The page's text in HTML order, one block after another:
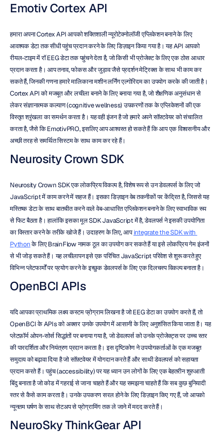
Emotiv Cortex API
हमारा अपना Cortex API आपको शक्तिशाली न्यूरोटेक्नोलॉजी एप्लिकेशन बनाने के लिए
आवश्यक डेटा तक सीधी पहुंच प्रदान करने के लिए डिज़ाइन किया गया है। यह API आपको
रीयल-टाइम में रॉ EEG डेटा तक पहुंचने देता है, जो किसी भी प्रोजेक्ट के लिए एक ठोस आधार
प्रदान करता है। आप तनाव, फोकस और जुड़ाव जैसे प्रदर्शन मेट्रिक्स के साथ भी काम कर
सकते हैं, जिनकी गणना हमारे मालिकाना मशीन लर्निंग एल्गोरिदम का उपयोग करके की जाती है।
Cortex API को मजबूत और लचीला बनाने के लिए बनाया गया है, जो शैक्षणिक अनुसंधान से
लेकर संज्ञानात्मक कल्याण (cognitive wellness) उपकरणों तक के एप्लिकेशनों की एक
विस्तृत श्रृंखला का समर्थन करता है। यह वही इंजन है जो हमारे अपने सॉफ़्टवेयर को संचालित
करता है, जैसे कि EmotivPRO, इसलिए आप आश्वस्त हो सकते हैं कि आप एक विश्वसनीय और
अच्छी तरह से समर्थित सिस्टम के साथ काम कर रहे हैं।
Neurosity Crown SDK
Neurosity Crown SDK एक लोकप्रिय विकल्प है, विशेष रूप से उन डेवलपर्स के लिए जो
JavaScript में काम करने में सहज हैं। इसका डिज़ाइन वेब तकनीकों पर केंद्रित है, जिससे यह
मस्तिष्क डेटा के साथ बातचीत करने वाले वेब-आधारित एप्लिकेशन बनाने के लिए स्वाभाविक रूप
से फिट बैठता है। हालांकि इसका मूल SDK JavaScript में है, डेवलपर्स ने इसकी उपयोगिता
का विस्तार करने के तरीके खोजे हैं। उदाहरण के लिए, आप integrate the SDK with
Python के लिए BrainFlow नामक टूल का उपयोग कर सकते हैं या इसे लोकप्रिय गेम इंजनों
से भी जोड़ सकते हैं। यह लचीलापन इसे एक परिचित JavaScript परिवेश से शुरू करते हुए
विभिन्न प्लेटफार्मों पर प्रयोग करने के इच्छुक डेवलपर्स के लिए एक दिलचस्प विकल्प बनाता है।
OpenBCI APIs
यदि आपका प्राथमिक लक्ष्य कस्टम प्रोग्राम लिखना है जो EEG डेटा का उपयोग करते हैं, तो
OpenBCI के APIs को अक्सर उनके उपयोग में आसानी के लिए अनुशंसित किया जाता है। यह
प्लेटफ़ॉर्म ओपन-सोर्स सिद्धांतों पर बनाया गया है, जो डेवलपर्स को उनके प्रोजेक्ट्स पर उच्च स्तर
की पारदर्शिता और नियंत्रण प्रदान करता है। इस दृष्टिकोण ने उपयोगकर्ताओं के एक मजबूत
समुदाय को बढ़ावा दिया है जो सॉफ़्टवेयर में योगदान करते हैं और साथी डेवलपर्स को सहायता
प्रदान करते हैं। पहुंच (accessibility) पर यह ध्यान उन लोगों के लिए एक बेहतरीन शुरुआती
बिंदु बनाता है जो कोड में गहराई से जाना चाहते हैं और यह समझना चाहते हैं कि सब कुछ बुनियादी
स्तर से कैसे काम करता है। उनके उपकरण सरल होने के लिए डिज़ाइन किए गए हैं, जो आपको
न्यूनतम घर्षण के साथ सेटअप से प्रोग्रामिंग तक ले जाने में मदद करते हैं।
NeuroSky ThinkGear API